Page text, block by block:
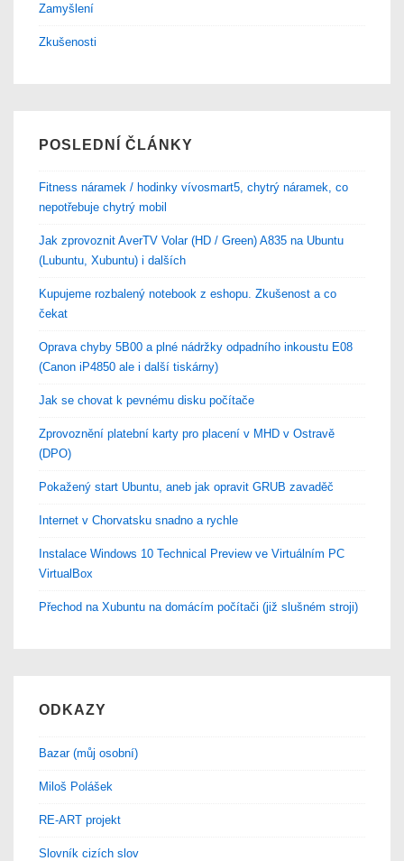
Zamyšlení
Zkušenosti
POSLEDNÍ ČLÁNKY
Fitness náramek / hodinky vívosmart5, chytrý náramek, co
nepotřebuje chytrý mobil
Jak zprovoznit AverTV Volar (HD / Green) A835 na Ubuntu
(Lubuntu, Xubuntu) i dalších
Kupujeme rozbalený notebook z eshopu. Zkušenost a co
čekat
Oprava chyby 5B00 a plné nádržky odpadního inkoustu E08
(Canon iP4850 ale i další tiskárny)
Jak se chovat k pevnému disku počítače
Zprovoznění platební karty pro placení v MHD v Ostravě
(DPO)
Pokažený start Ubuntu, aneb jak opravit GRUB zavaděč
Internet v Chorvatsku snadno a rychle
Instalace Windows 10 Technical Preview ve Virtuálním PC
VirtualBox
Přechod na Xubuntu na domácím počítači (již slušném stroji)
ODKAZY
Bazar (můj osobní)
Miloš Polášek
RE-ART projekt
Slovník cizích slov